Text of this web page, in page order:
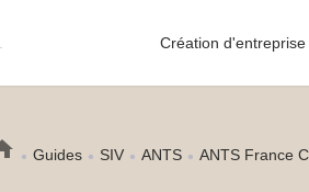
Création d'entreprise
Guides SIV ANTS ANTS France